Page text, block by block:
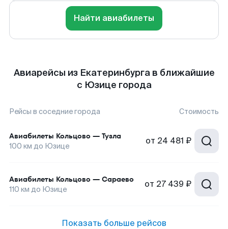
Найти авиабилеты
Авиарейсы из Екатеринбурга в ближайшие
с Юзице города
Рейсы в соседние города Стоимость
Авиабилеты Кольцово — Тузла
100 км до Юзице от 24 481 ₽
Авиабилеты Кольцово — Сараево
110 км до Юзице от 27 439 ₽
Показать больше рейсов